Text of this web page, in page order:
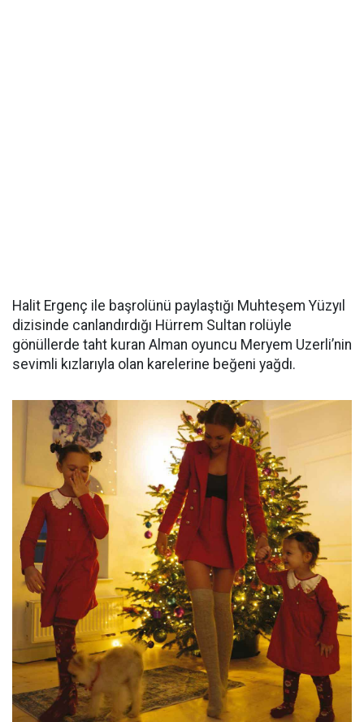
Halit Ergenç ile başrolünü paylaştığı Muhteşem Yüzyıl
dizisinde canlandırdığı Hürrem Sultan rolüyle
gönüllerde taht kuran Alman oyuncu Meryem Uzerli’nin
sevimli kızlarıyla olan karelerine beğeni yağdı.